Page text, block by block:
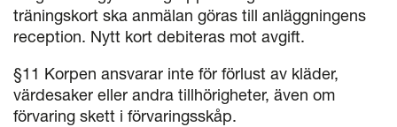
träningskort ska anmälan göras till anläggningens
reception. Nytt kort debiteras mot avgift.
§11 Korpen ansvarar inte för förlust av kläder,
värdesaker eller andra tillhörigheter, även om
förvaring skett i förvaringsskåp.